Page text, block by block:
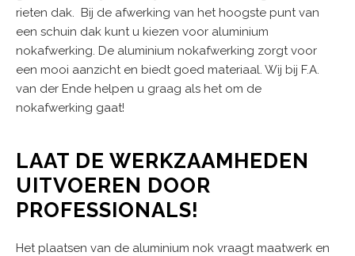
rieten dak. Bij de afwerking van het hoogste punt van
een schuin dak kunt u kiezen voor aluminium
nokafwerking. De aluminium nokafwerking zorgt voor
een mooi aanzicht en biedt goed materiaal. Wij bij F.A.
van der Ende helpen u graag als het om de
nokafwerking gaat!
LAAT DE WERKZAAMHEDEN
UITVOEREN DOOR
PROFESSIONALS!
Het plaatsen van de aluminium nok vraagt maatwerk en